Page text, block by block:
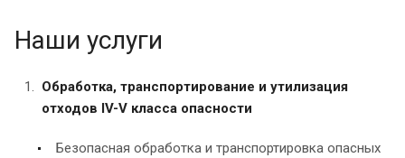
Наши услуги
Обработка, транспортирование и утилизация
отходов IV-V класса опасности
Безопасная обработка и транспортировка опасных